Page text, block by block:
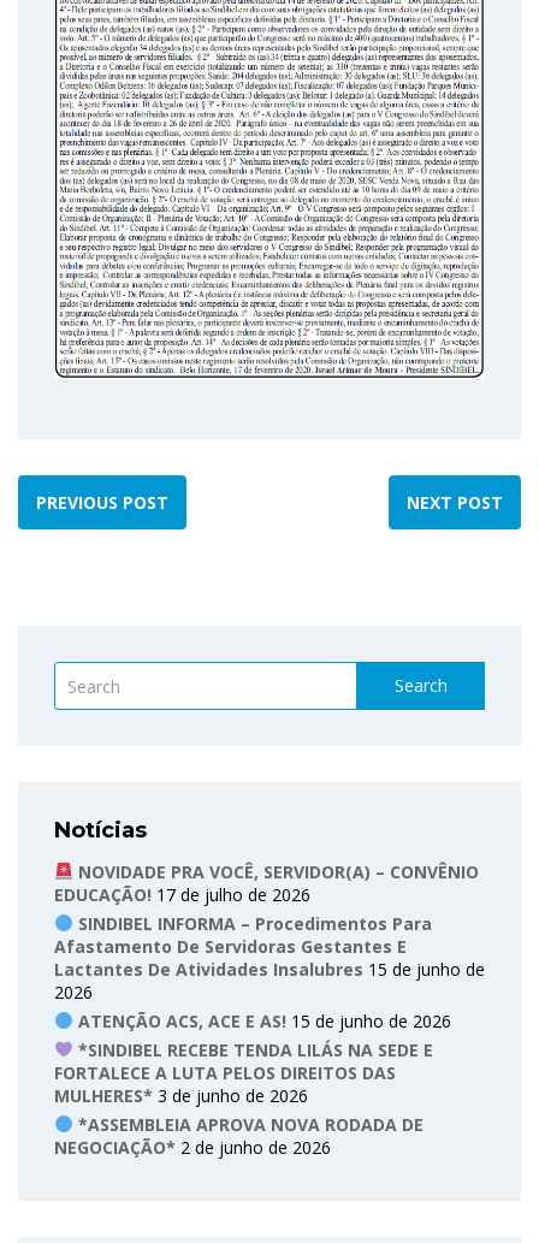
PREVIOUS POST NEXT POST
Search
Notícias
NOVIDADE PRA VOCÊ, SERVIDOR(A) – CONVÊNIO
EDUCAÇÃO! 17 de julho de 2026
SINDIBEL INFORMA – Procedimentos Para
Afastamento De Servidoras Gestantes E
Lactantes De Atividades Insalubres 15 de junho de
2026
ATENÇÃO ACS, ACE E AS! 15 de junho de 2026
*SINDIBEL RECEBE TENDA LILÁS NA SEDE E
FORTALECE A LUTA PELOS DIREITOS DAS
MULHERES* 3 de junho de 2026
*ASSEMBLEIA APROVA NOVA RODADA DE
NEGOCIAÇÃO* 2 de junho de 2026